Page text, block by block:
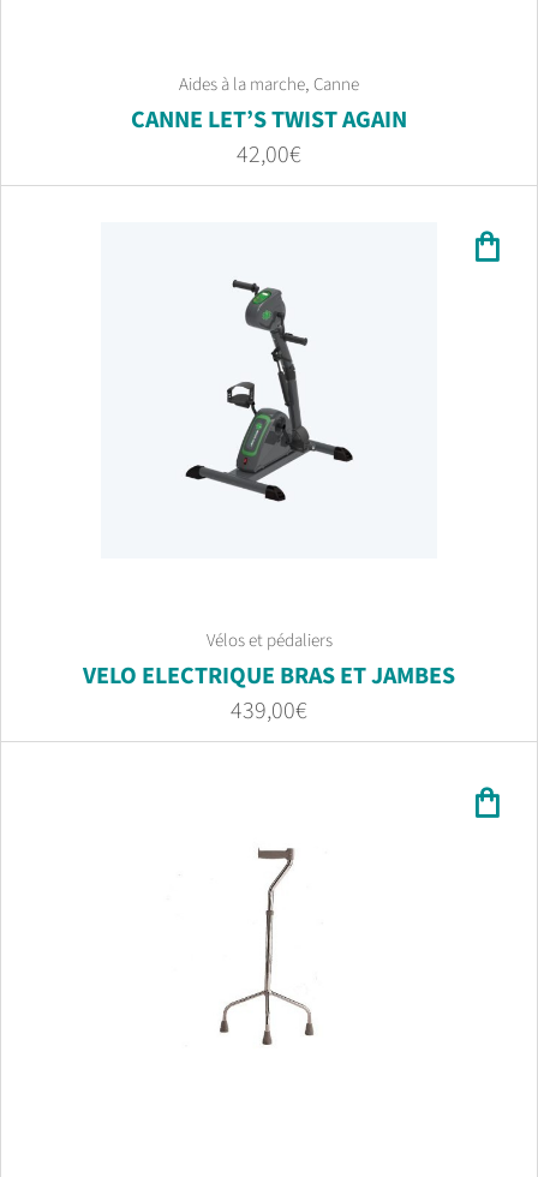
Aides à la marche, Canne
CANNE LET’S TWIST AGAIN
42,00€
Vélos et pédaliers
VELO ELECTRIQUE BRAS ET JAMBES
439,00€